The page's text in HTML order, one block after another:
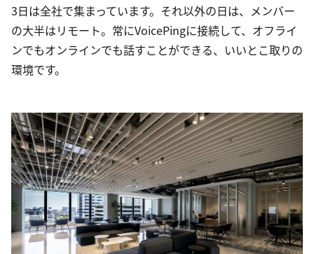
3日は全社で集まっています。それ以外の日は、メンバー
の大半はリモート。常にVoicePingに接続して、オフライ
ンでもオンラインでも話すことができる、いいとこ取りの
環境です。